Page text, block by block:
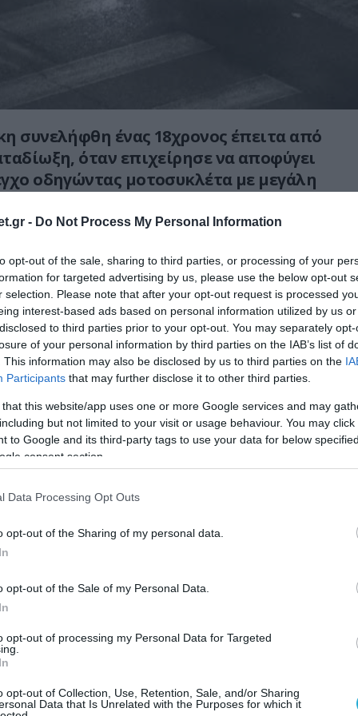
- Do Not Process My Personal Information
opt-out of the sale, sharing to third parties, or processing of your
for targeted advertising by us, please use the below opt-out
selection. Please note that after your opt-out request is processed
interest-based ads based on personal information utilized by us
to third parties prior to your opt-out. You may separately
of your personal information by third parties on the IAB’s list of
This information may also be disclosed by us to third parties on the
Participants that may further disclose it to other third parties.
that this website/app uses one or more Google services and may
but not limited to your visit or usage behaviour. You may
to Google and its third-party tags to use your data for below
consent section.
Data Processing Opt Outs
opt-out of the Sharing of my personal data.
opt-out of the Sale of my Personal Data.
opt-out of processing my Personal Data for Targeted
opt-out of Collection, Use, Retention, Sale, and/or Sharing
Data that Is Unrelated with the Purposes for which it
συνελήφθη ένας 18χρονος έπειτα από
όταν επιχείρησε να αποφύγει
οδηγώντας μοτοσυκλέτα με μεγάλη
να σταματήσει, εγκαταλείποντας το
να διαφύγει πεζός.
δυνάμεις τον ακινητοποίησαν λίγο
στη σύλληψή του.
ότι η μοτοσυκλέτα ήταν κλεμμένη,
να είχε αποδράσει από ίδρυμα στο
για υποθέσεις κλοπών.
οι Aρχές εξετάζουν τις συνθήκες της